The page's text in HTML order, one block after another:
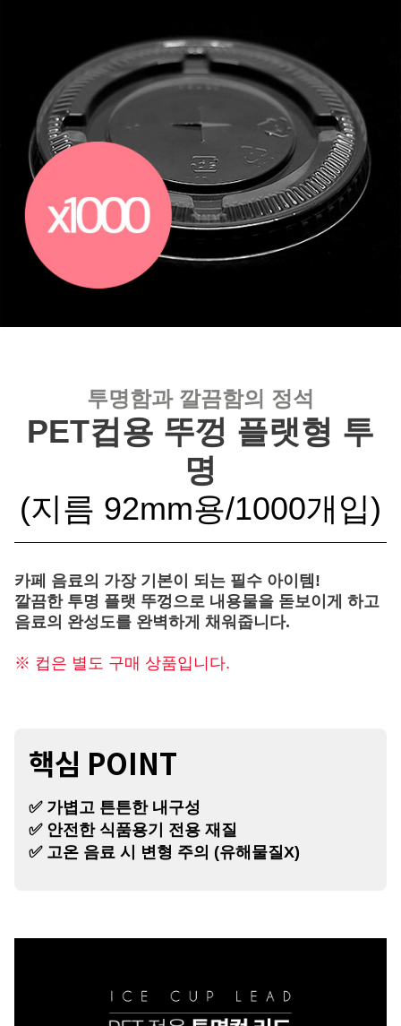
투명함과 깔끔함의 정석
PET컵용 뚜껑 플랫형 투
명
(지름 92mm용/1000개입)
카페 음료의 가장 기본이 되는 필수 아이템!
깔끔한 투명 플랫 뚜껑으로 내용물을 돋보이게 하고
음료의 완성도를 완벽하게 채워줍니다.
※ 컵은 별도 구매 상품입니다.
핵심 POINT
✅ 가볍고 튼튼한 내구성
✅ 안전한 식품용기 전용 재질
✅ 고온 음료 시 변형 주의 (유해물질X)